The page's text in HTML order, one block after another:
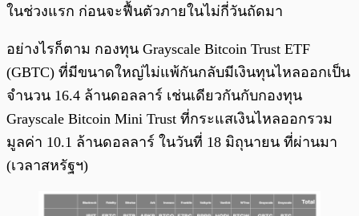
ในช่วงแรก ก่อนจะฟื้นตัวภายในไม่กี่วันถัดมา
อย่างไรก็ตาม กองทุน Grayscale Bitcoin Trust ETF
(GBTC) ที่มีขนาดใหญ่ไม่แพ้กันกลับมีเงินทุนไหลออกเป็น
จำนวน 16.4 ล้านดอลลาร์ เช่นเดียวกันกับกองทุน
Grayscale Bitcoin Mini Trust ที่กระแสเงินไหลออกรวม
มูลค่า 10.1 ล้านดอลลาร์ ในวันที่ 18 มิถุนายน ที่ผ่านมา
(เวลาสหรัฐฯ)